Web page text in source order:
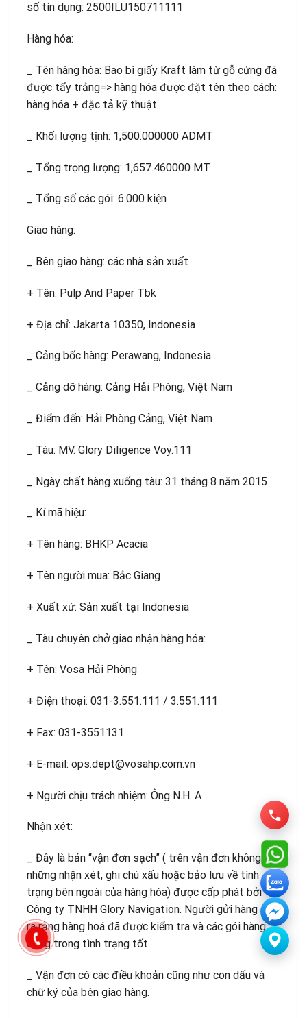
số tín dụng: 2500ILU150711111
Hàng hóa:
_ Tên hàng hóa: Bao bì giấy Kraft làm từ gỗ cứng đã
được tẩy trắng=> hàng hóa được đặt tên theo cách:
hàng hóa + đặc tả kỹ thuật
_ Khối lượng tịnh: 1,500.000000 ADMT
_ Tổng trọng lượng: 1,657.460000 MT
_ Tổng số các gói: 6.000 kiện
Giao hàng:
_ Bên giao hàng: các nhà sản xuất
+ Tên: Pulp And Paper Tbk
+ Địa chỉ: Jakarta 10350, Indonesia
_ Cảng bốc hàng: Perawang, Indonesia
_ Cảng dỡ hàng: Cảng Hải Phòng, Việt Nam
_ Điểm đến: Hải Phòng Cảng, Việt Nam
_ Tàu: MV. Glory Diligence Voy.111
_ Ngày chất hàng xuống tàu: 31 tháng 8 năm 2015
_ Kí mã hiệu:
+ Tên hàng: BHKP Acacia
+ Tên người mua: Bắc Giang
+ Xuất xứ: Sản xuất tại Indonesia
_ Tàu chuyên chở giao nhận hàng hóa:
+ Tên: Vosa Hải Phòng
+ Điện thoại: 031-3.551.111 / 3.551.111
+ Fax: 031-3551131
+ E-mail: ops.dept@vosahp.com.vn
+ Người chịu trách nhiệm: Ông N.H. A
Nhận xét:
_ Đây là bản “vận đơn sạch” ( trên vận đơn không có
những nhận xét, ghi chú xấu hoặc bảo lưu về tình
trạng bên ngoài của hàng hóa) được cấp phát bởi
Công ty TNHH Glory Navigation. Người gửi hàng chỉ
ra rằng hàng hoá đã được kiểm tra và các gói hàng
đang trong tình trạng tốt.
_ Vận đơn có các điều khoản cũng như con dấu và
chữ ký của bên giao hàng.